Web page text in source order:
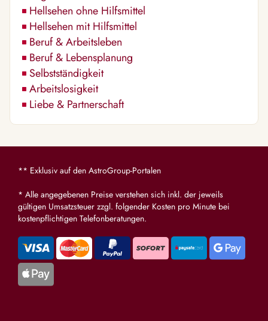
Hellsehen ohne Hilfsmittel
Hellsehen mit Hilfsmittel
Beruf & Arbeitsleben
Beruf & Lebensplanung
Selbstständigkeit
Arbeitslosigkeit
Liebe & Partnerschaft
** Exklusiv auf den AstroGroup-Portalen
* Alle angegebenen Preise verstehen sich inkl. der jeweils
gültigen Umsatzsteuer zzgl. folgender Kosten pro Minute bei
kostenpflichtigen Telefonberatungen.